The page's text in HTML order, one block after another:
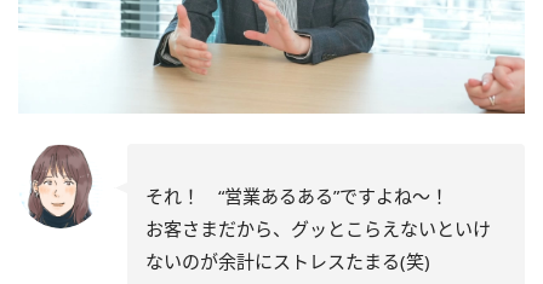
それ！ “営業あるある”ですよね～！
お客さまだから、グッとこらえないといけ
ないのが余計にストレスたまる(笑)